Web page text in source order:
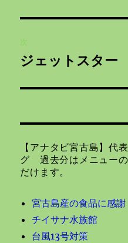
ビ
ゲ
ー
ン
投
稿:
次
次
投
ジェットスター
【アナタビ宮古島】代
グ 過去分はメニュー
だけます。
宮古島産の食品に感謝
チイサナ水族館
台風13号対策